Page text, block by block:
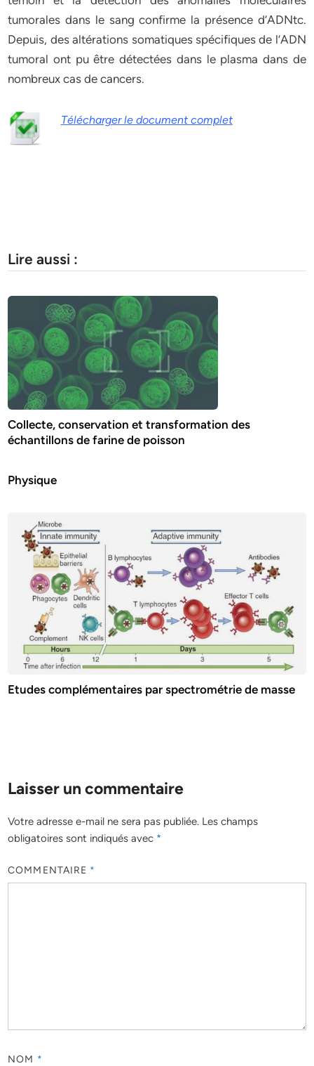
tumorales dans le sang confirme la présence d’ADNtc.
Depuis, des altérations somatiques spécifiques de l’ADN
tumoral ont pu être détectées dans le plasma dans de
nombreux cas de cancers.
Télécharger le document complet
Lire aussi :
Collecte, conservation et transformation des
échantillons de farine de poisson
Physique
Etudes complémentaires par spectrométrie de masse
Laisser un commentaire
Votre adresse e-mail ne sera pas publiée. Les champs
obligatoires sont indiqués avec *
COMMENTAIRE *
NOM *